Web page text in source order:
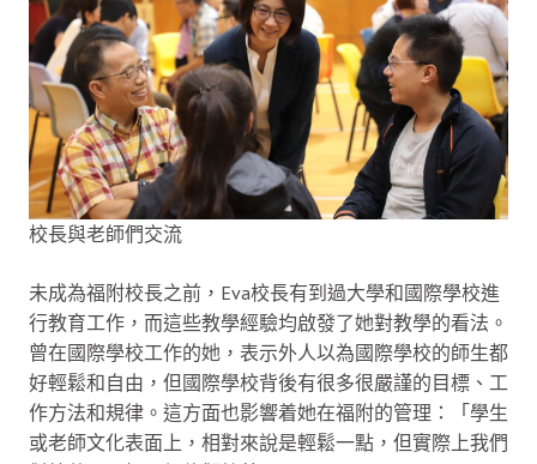
校長與老師們交流
未成為福附校長之前，Eva校長有到過大學和國際學校進
行教育工作，而這些教學經驗均啟發了她對教學的看法。
曾在國際學校工作的她，表示外人以為國際學校的師生都
好輕鬆和自由，但國際學校背後有很多很嚴謹的目標、工
作方法和規律。這方面也影響着她在福附的管理：「學生
或老師文化表面上，相對來說是輕鬆一點，但實際上我們